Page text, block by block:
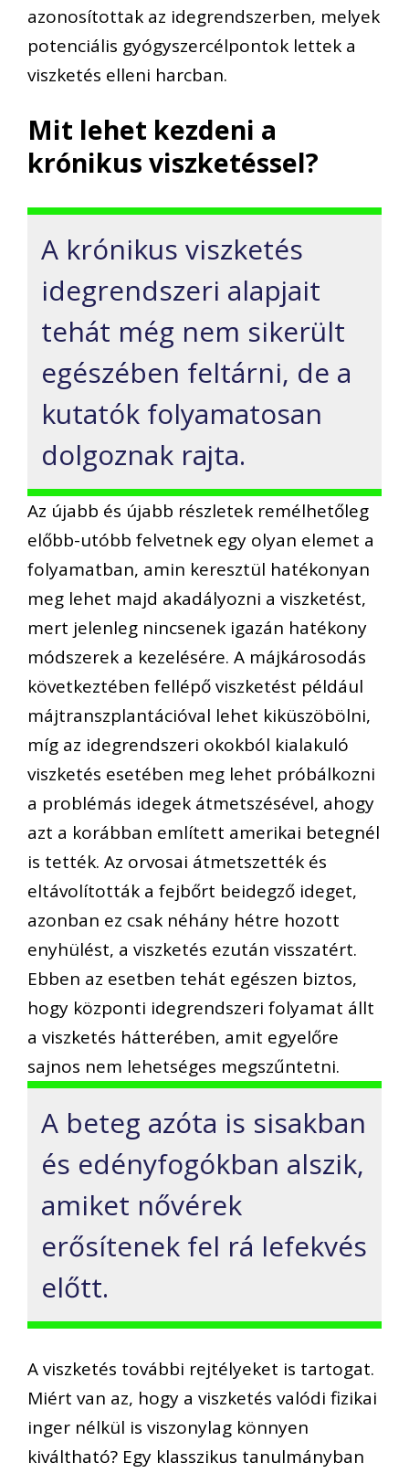
azonosítottak az idegrendszerben, melyek
potenciális gyógyszercélpontok lettek a
viszketés elleni harcban.
Mit lehet kezdeni a
krónikus viszketéssel?
A krónikus viszketés
idegrendszeri alapjait
tehát még nem sikerült
egészében feltárni, de a
kutatók folyamatosan
dolgoznak rajta.
Az újabb és újabb részletek remélhetőleg
előbb-utóbb felvetnek egy olyan elemet a
folyamatban, amin keresztül hatékonyan
meg lehet majd akadályozni a viszketést,
mert jelenleg nincsenek igazán hatékony
módszerek a kezelésére. A májkárosodás
következtében fellépő viszketést például
májtranszplantációval lehet kiküszöbölni,
míg az idegrendszeri okokból kialakuló
viszketés esetében meg lehet próbálkozni
a problémás idegek átmetszésével, ahogy
azt a korábban említett amerikai betegnél
is tették. Az orvosai átmetszették és
eltávolították a fejbőrt beidegző ideget,
azonban ez csak néhány hétre hozott
enyhülést, a viszketés ezután visszatért.
Ebben az esetben tehát egészen biztos,
hogy központi idegrendszeri folyamat állt
a viszketés hátterében, amit egyelőre
sajnos nem lehetséges megszűntetni.
A beteg azóta is sisakban
és edényfogókban alszik,
amiket nővérek
erősítenek fel rá lefekvés
előtt.
A viszketés további rejtélyeket is tartogat.
Miért van az, hogy a viszketés valódi fizikai
inger nélkül is viszonylag könnyen
kiváltható? Egy klasszikus tanulmányban